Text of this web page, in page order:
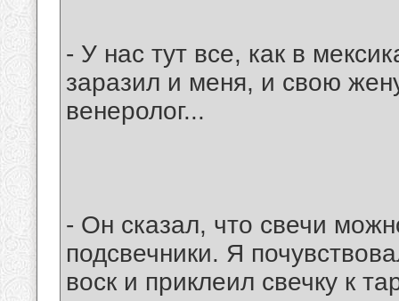
- У нас тут все, как в
заразил и меня, и свою
венеролог...
- Он сказал, что свечи
подсвечники. Я
воск и приклеил свечку к